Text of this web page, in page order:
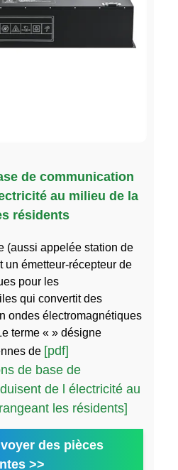
de communication
au milieu de la
résidents
(aussi appelée station de
un émetteur-récepteur de
pour les
qui convertit des
ondes électromagnétiques
terme « » désigne
de [pdf]
de base de
de l électricité au
les résidents]
des pièces
>>